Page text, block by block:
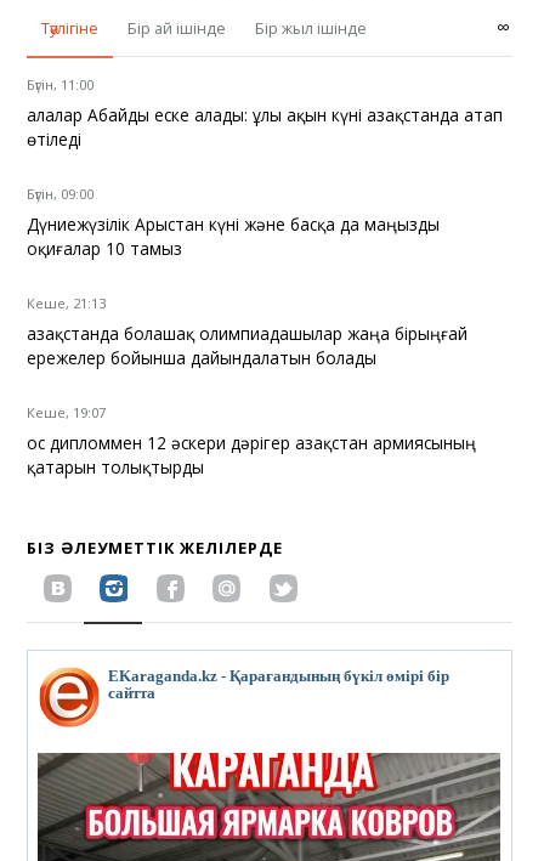
Тәулігіне
Бір ай ішінде Бір жыл ішінде ∞
Бүгін, 11:00
Қалалар Абайды еске алады: ұлы ақын күні Қазақстанда атап
өтіледі
Бүгін, 09:00
Дүниежүзілік Арыстан күні және басқа да маңызды
оқиғалар 10 тамыз
Кеше, 21:13
Қазақстанда болашақ олимпиадашылар жаңа бірыңғай
ережелер бойынша дайындалатын болады
Кеше, 19:07
Қос дипломмен 12 әскери дәрігер Қазақстан армиясының
қатарын толықтырды
БІЗ ӘЛЕУМЕТТІК ЖЕЛІЛЕРДЕ
EKaraganda.kz - Қарағандының бүкіл өмірі бір
сайтта